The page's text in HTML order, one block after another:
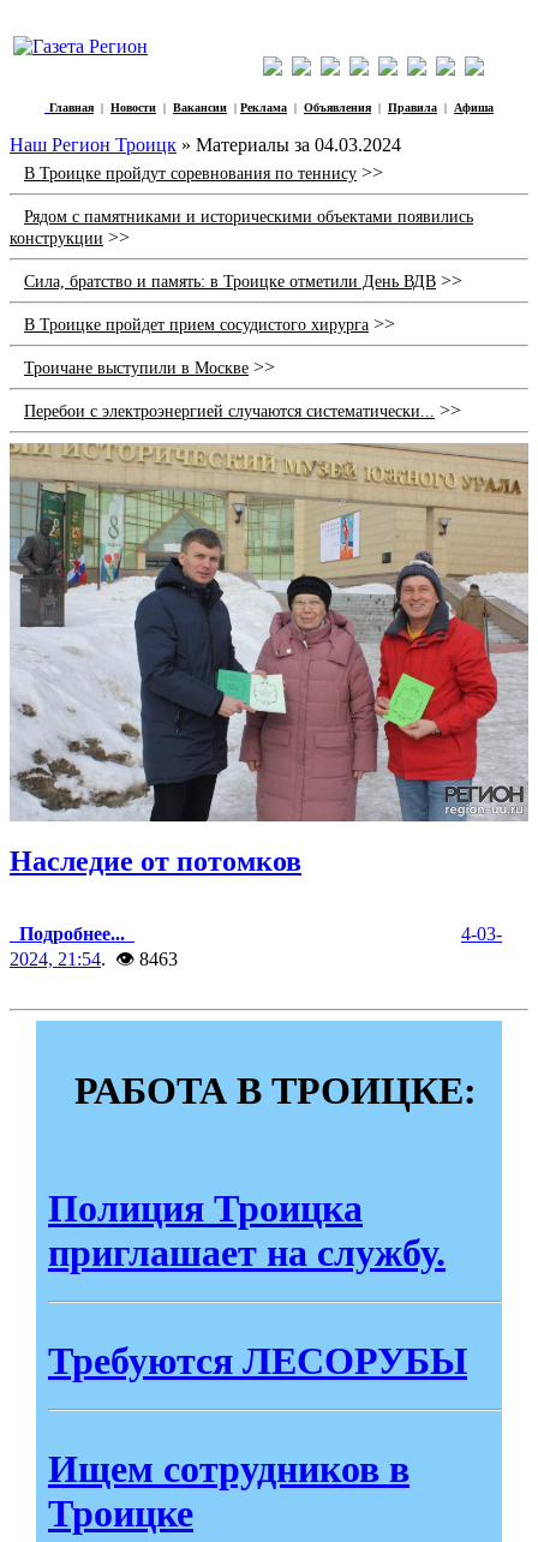
Главная | Новости | Вакансии | Реклама | Объявления | Правила | Афиша
Наш Регион Троицк » Материалы за 04.03.2024
В Троицке пройдут соревнования по теннису >>
Рядом с памятниками и историческими объектами появились
конструкции >>
Сила, братство и память: в Троицке отметили День ВДВ >>
В Троицке пройдет прием сосудистого хирурга >>
Троичане выступили в Москве >>
Перебои с электроэнергией случаются систематически... >>
Наследие от потомков
Подробнее...
4-03-
2024, 21:54. 👁 8463
РАБОТА В ТРОИЦКЕ:
Полиция Троицка
приглашает на службу.
Требуются ЛЕСОРУБЫ
Ищем сотрудников в
Троицке